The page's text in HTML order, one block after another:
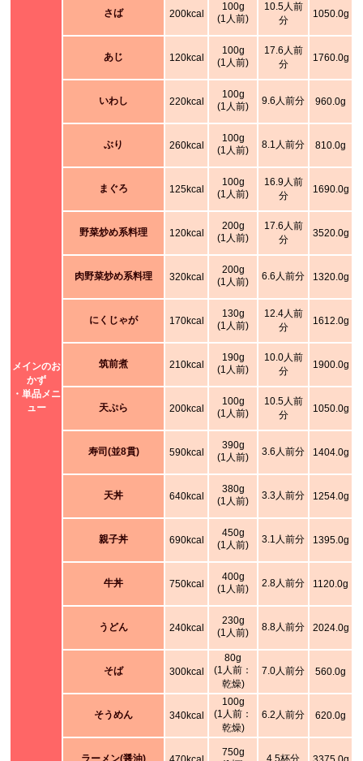
メインのお
かず
・単品メニ
ュー
さば 200kcal
100g
(1人前)
10.5人前
分
1050.0g
あじ 120kcal
100g
(1人前)
17.6人前
分
1760.0g
いわし 220kcal
100g
(1人前)
9.6人前分 960.0g
ぶり 260kcal
100g
(1人前)
8.1人前分 810.0g
まぐろ 125kcal
100g
(1人前)
16.9人前
分
1690.0g
野菜炒め系料理 120kcal
200g
(1人前)
17.6人前
分
3520.0g
肉野菜炒め系料理 320kcal
200g
(1人前)
6.6人前分 1320.0g
にくじゃが 170kcal
130g
(1人前)
12.4人前
分
1612.0g
筑前煮 210kcal
190g
(1人前)
10.0人前
分
1900.0g
天ぷら 200kcal
100g
(1人前)
10.5人前
分
1050.0g
寿司(並8貫) 590kcal
390g
(1人前)
3.6人前分 1404.0g
天丼 640kcal
380g
(1人前)
3.3人前分 1254.0g
親子丼 690kcal
450g
(1人前)
3.1人前分 1395.0g
牛丼 750kcal
400g
(1人前)
2.8人前分 1120.0g
うどん 240kcal
230g
(1人前)
8.8人前分 2024.0g
そば 300kcal
80g
(1人前：
乾燥)
7.0人前分 560.0g
そうめん 340kcal
100g
(1人前：
乾燥)
6.2人前分 620.0g
ラーメン(醤油)
750g
4.5杯分